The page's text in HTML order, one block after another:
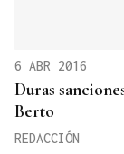
6 ABR 2016
Duras
Berto
REDACCIÓN